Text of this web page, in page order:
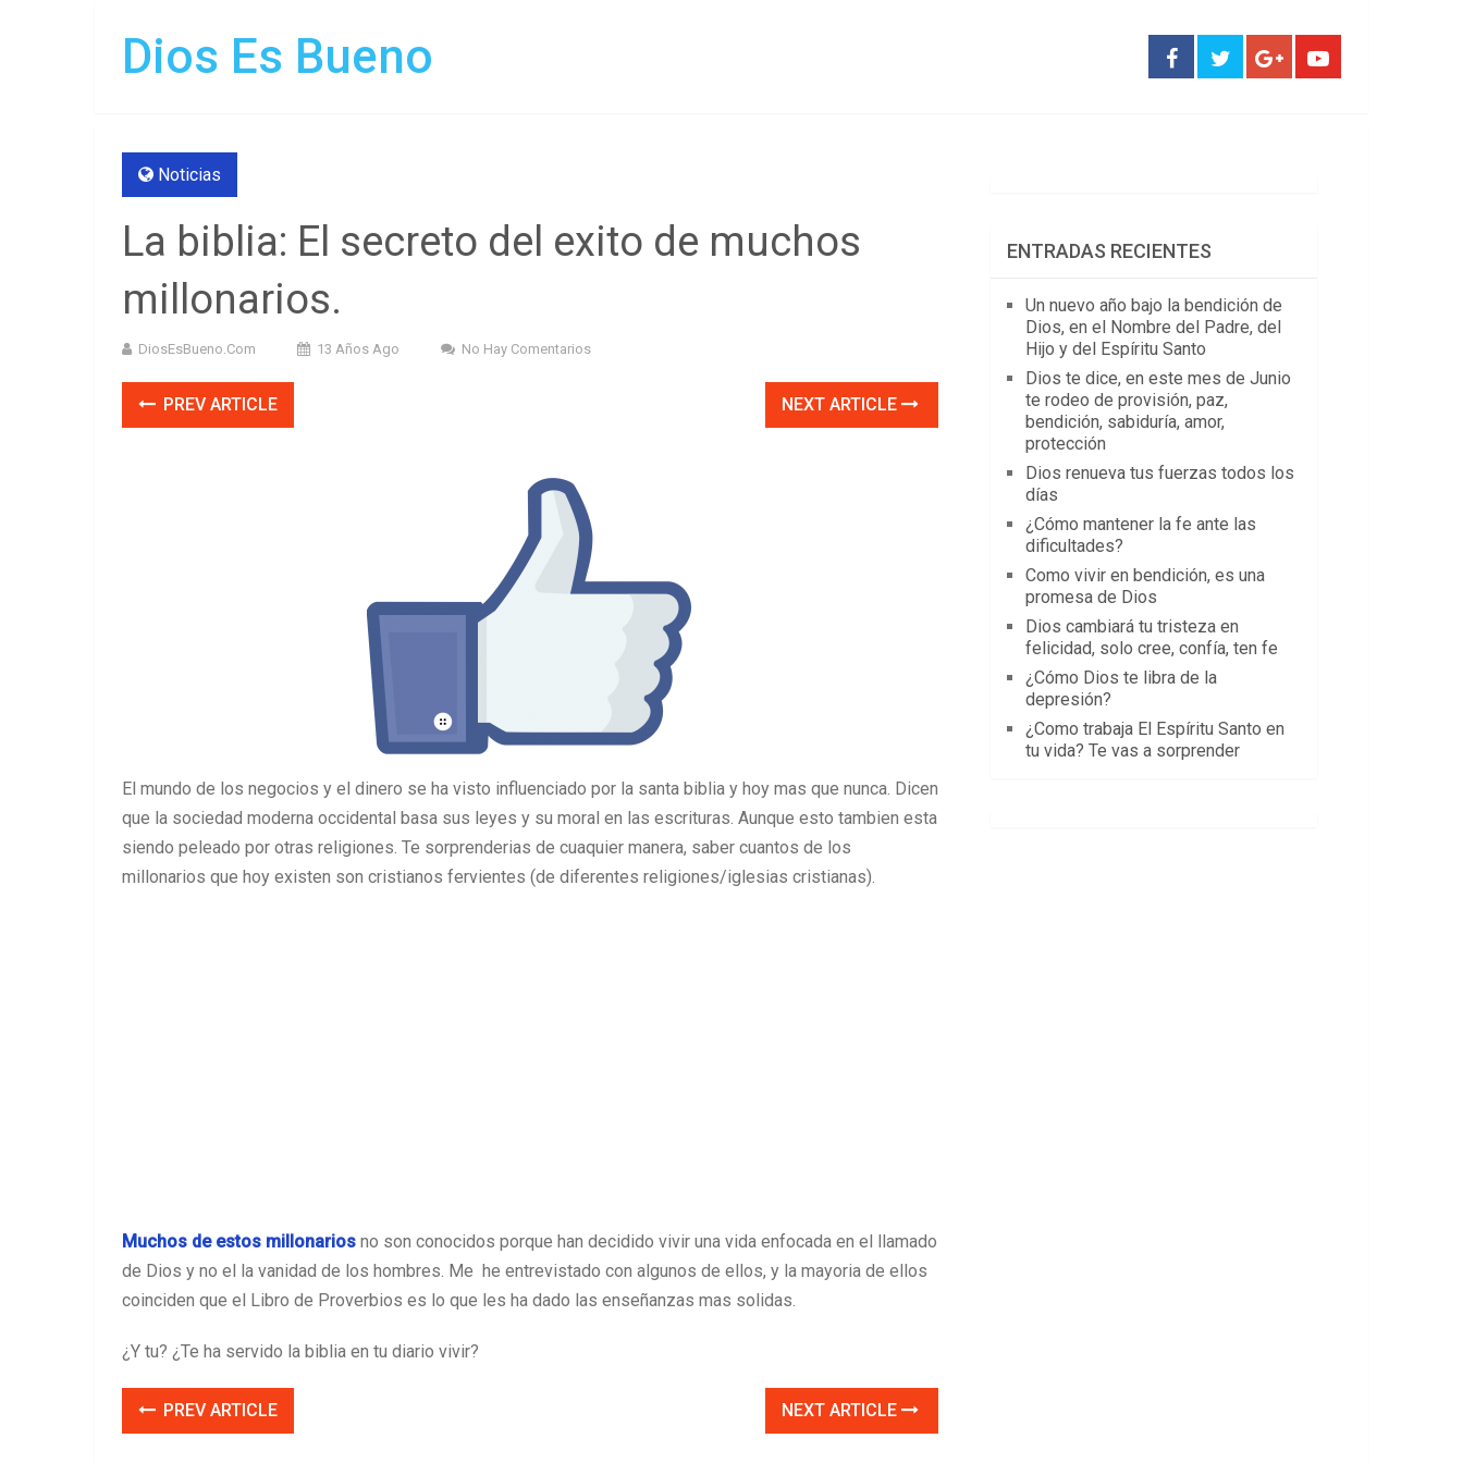
Dios Es Bueno
Noticias
La biblia: El secreto del exito de muchos
millonarios.
DiosEsBueno.Com 13 Años Ago No Hay Comentarios
PREV ARTICLE NEXT ARTICLE
El mundo de los negocios y el dinero se ha visto influenciado por la santa biblia y hoy mas que nunca. Dicen
que la sociedad moderna occidental basa sus leyes y su moral en las escrituras. Aunque esto tambien esta
siendo peleado por otras religiones. Te sorprenderias de cuaquier manera, saber cuantos de los
millonarios que hoy existen son cristianos fervientes (de diferentes religiones/iglesias cristianas).
Muchos de estos millonarios no son conocidos porque han decidido vivir una vida enfocada en el llamado
de Dios y no el la vanidad de los hombres. Me he entrevistado con algunos de ellos, y la mayoria de ellos
coinciden que el Libro de Proverbios es lo que les ha dado las enseñanzas mas solidas.
¿Y tu? ¿Te ha servido la biblia en tu diario vivir?
PREV ARTICLE NEXT ARTICLE
ENTRADAS RECIENTES
Un nuevo año bajo la bendición de
Dios, en el Nombre del Padre, del
Hijo y del Espíritu Santo
Dios te dice, en este mes de Junio
te rodeo de provisión, paz,
bendición, sabiduría, amor,
protección
Dios renueva tus fuerzas todos los
días
¿Cómo mantener la fe ante las
dificultades?
Como vivir en bendición, es una
promesa de Dios
Dios cambiará tu tristeza en
felicidad, solo cree, confía, ten fe
¿Cómo Dios te libra de la
depresión?
¿Como trabaja El Espíritu Santo en
tu vida? Te vas a sorprender